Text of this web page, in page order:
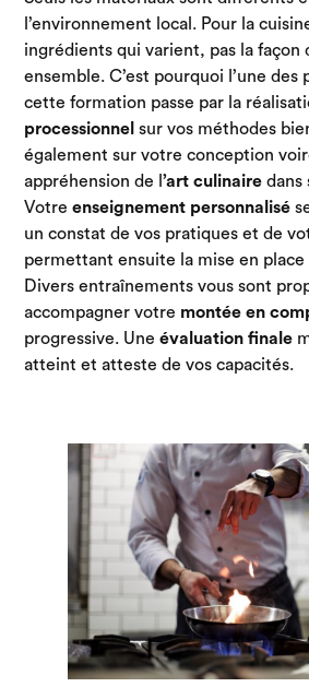
l’environnement local. Pour la
ingrédients qui varient, pas la façon
ensemble. C’est pourquoi l’une des
cette formation passe par la
processionnel sur vos méthodes
également sur votre conception
appréhension de l’art culinaire dans
Votreenseignement personnalisé
un constat de vos pratiques et de
permettant ensuite la mise en place
Divers entraînements vous sont
accompagner votre montée en
progressive. Uneévaluation finale
atteint et atteste de vos capacités.